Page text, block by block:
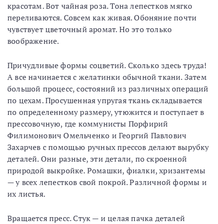
красотам. Вот чайная роза. Тона лепестков мягко
переливаются. Совсем как живая. Обоняние почти
чувствует цветочный аромат. Но это только
воображение.
Причудливые формы соцветий. Сколько здесь труда!
А все начинается с желатинки обычной ткани. Затем
большой процесс, состояний из различных операций
по цехам. Просушенная упругая ткань складывается
по определенному размеру, утюжится и поступает в
прессовочную, где коммунисты Порфирий
Филимонович Омельченко и Георгий Павлович
Захарчев с помощью ручных прессов делают вырубку
деталей. Они разные, эти детали, по скроенной
природой выкройке. Ромашки, фиалки, хризантемы
— у всех лепестков свой покрой. Различной формы и
их листья.
Вращается пресс. Стук — и целая пачка деталей